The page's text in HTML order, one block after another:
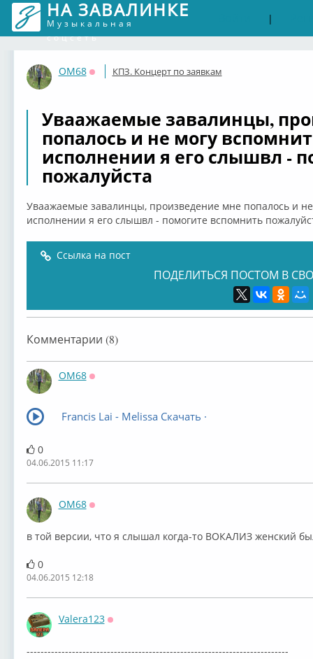
НА ЗАВАЛИНКЕ
Музыкальная
соцсеть
|
OM68
Оффлайн
КПЗ. Концерт по заявкам
Уваажаемые завалинцы,
попалось и не могу
исполнении я его слышвл -
пожалуйста
Уваажаемые завалинцы, произведение мне попалось и
исполнении я его слышвл - помогите вспомнить
Ссылка на пост
ПОДЕЛИТЬСЯ ПОСТОМ В
Комментарии (8)
OM68
Francis Lai - Melissa Скачать ·
0
04.06.2015 11:17
OM68
в той версии, что я слышал когда-то ВОКАЛИЗ женский
0
04.06.2015 12:18
Valera123
---------------------------------------------------------------------------